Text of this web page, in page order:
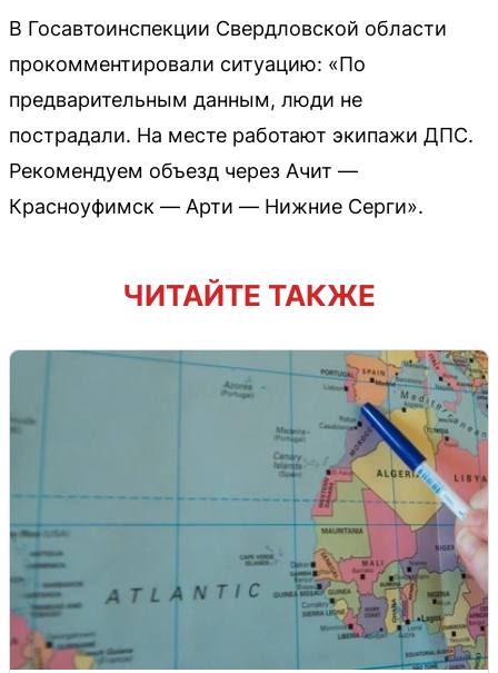
В Госавтоинспекции Свердловской области
прокомментировали ситуацию: «По
предварительным данным, люди не
пострадали. На месте работают экипажи ДПС.
Рекомендуем объезд через Ачит —
Красноуфимск — Арти — Нижние Серги».
ЧИТАЙТЕ ТАКЖЕ